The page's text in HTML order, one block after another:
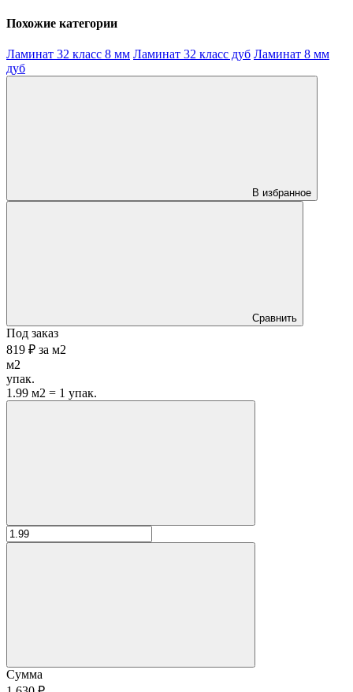
Похожие категории
Ламинат 32 класс 8 мм Ламинат 32 класс дуб Ламинат 8 мм
дуб
В избранное
Сравнить
Под заказ
819 ₽ за м2
м2
упак.
1.99 м2 = 1 упак.
Сумма